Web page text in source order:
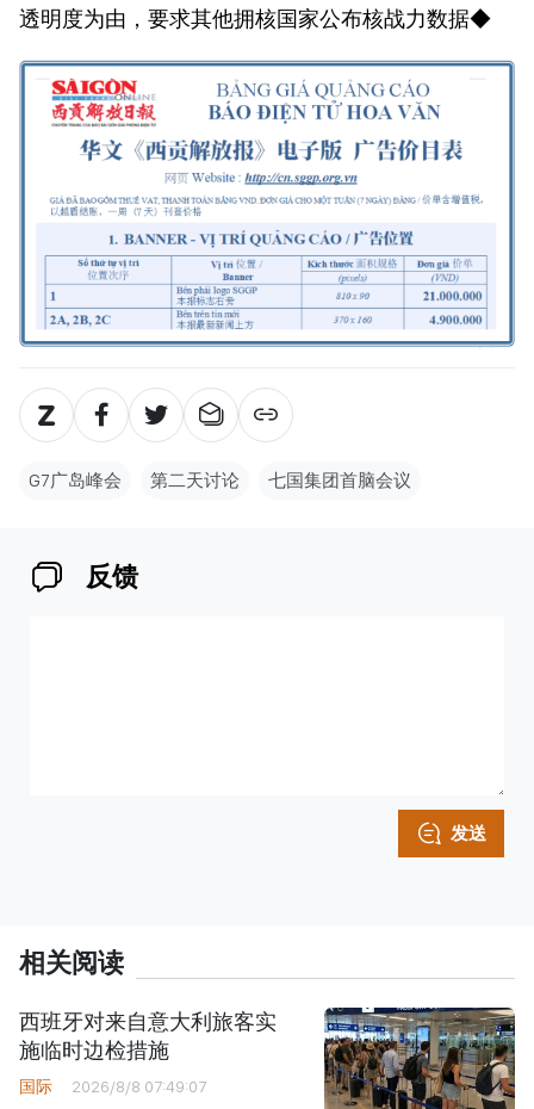
透明度为由，要求其他拥核国家公布核战力数据◆
G7广岛峰会 第二天讨论 七国集团首脑会议
反馈
发送
相关阅读
西班牙对来自意大利旅客实
施临时边检措施
国际 2026/8/8 07:49:07